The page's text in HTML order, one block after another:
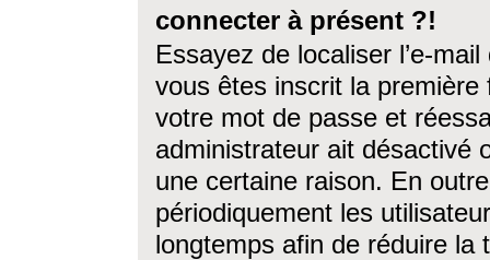
connecter à présent ?!
Essayez de localiser l’e-
vous êtes inscrit la première
votre mot de passe et
administrateur ait désactivé
une certaine raison. En
périodiquement les
longtemps afin de réduire la